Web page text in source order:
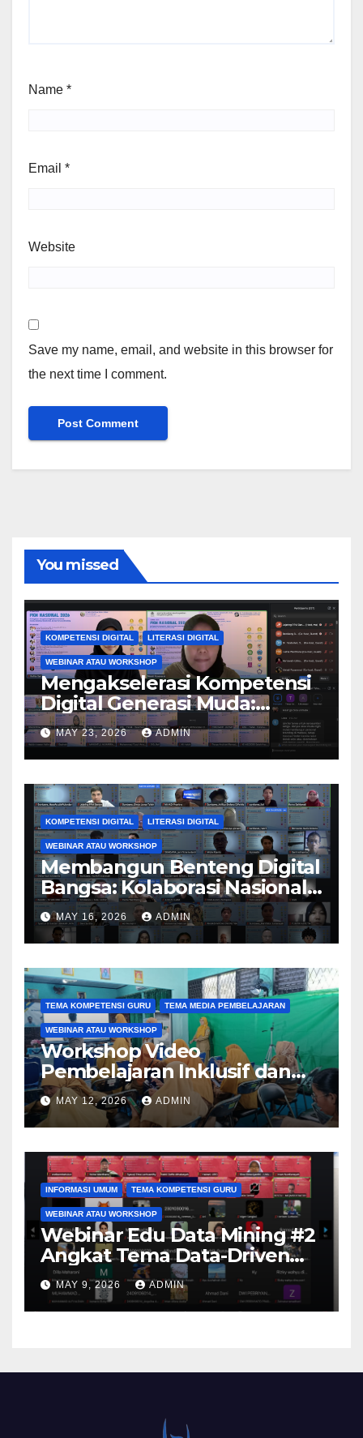
Name *
Email *
Website
Save my name, email, and website in this browser for
the next time I comment.
You missed
KOMPETENSI DIGITAL LITERASI DIGITAL
WEBINAR ATAU WORKSHOP
Mengakselerasi Kompetensi
Digital Generasi Muda:
Kolaborasi Nasional
Perguruan Tinggi Dorong
Kreativitas, AI, dan Personal
Branding melalui PkM 2026
MAY 23, 2026 ADMIN
KOMPETENSI DIGITAL LITERASI DIGITAL
WEBINAR ATAU WORKSHOP
Membangun Benteng Digital
Bangsa: Kolaborasi Nasional
Perguruan Tinggi
Tingkatkan Literasi dan
Keamanan Siber Generasi
Muda melalui Kegiatan PkM
MAY 16, 2026 ADMIN
TEMA KOMPETENSI GURU TEMA MEDIA PEMBELAJARAN
WEBINAR ATAU WORKSHOP
Workshop Video
Pembelajaran Inklusif dan
Aksesibel Angkat
Pengembangan Media
Adaptif Berbasis Canva di
SKH Negeri 01 Kabupaten
Tangerang
MAY 12, 2026 ADMIN
INFORMASI UMUM TEMA KOMPETENSI GURU
WEBINAR ATAU WORKSHOP
Webinar Edu Data Mining #2
Angkat Tema Data-Driven
Learning Analytics
MAY 9, 2026 ADMIN